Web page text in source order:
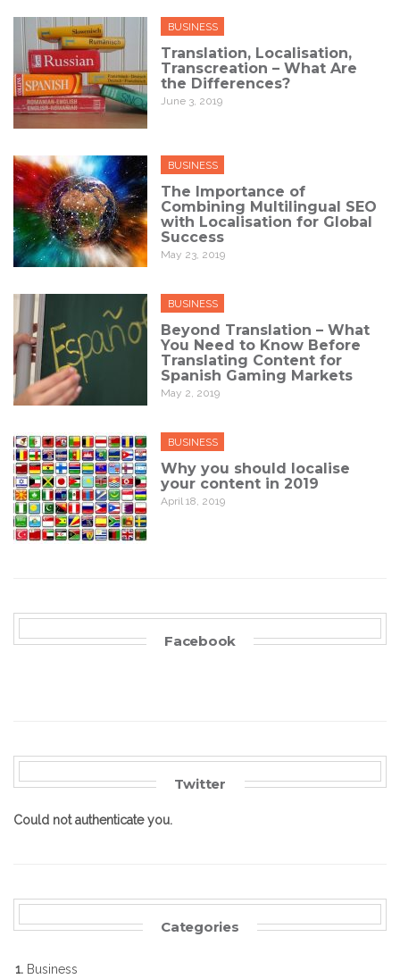
BUSINESS
Translation, Localisation,
Transcreation – What Are
the Differences?
June 3, 2019
BUSINESS
The Importance of
Combining Multilingual SEO
with Localisation for Global
Success
May 23, 2019
BUSINESS
Beyond Translation – What
You Need to Know Before
Translating Content for
Spanish Gaming Markets
May 2, 2019
BUSINESS
Why you should localise
your content in 2019
April 18, 2019
Facebook
Twitter
Could not authenticate you.
Categories
Business